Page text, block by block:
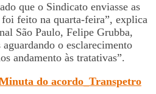
que o Sindicato enviasse as
feito na quarta-feira”, explica
São Paulo, Felipe Grubba,
aguardando o esclarecimento
andamento às tratativas”.
do acordo_Transpetro